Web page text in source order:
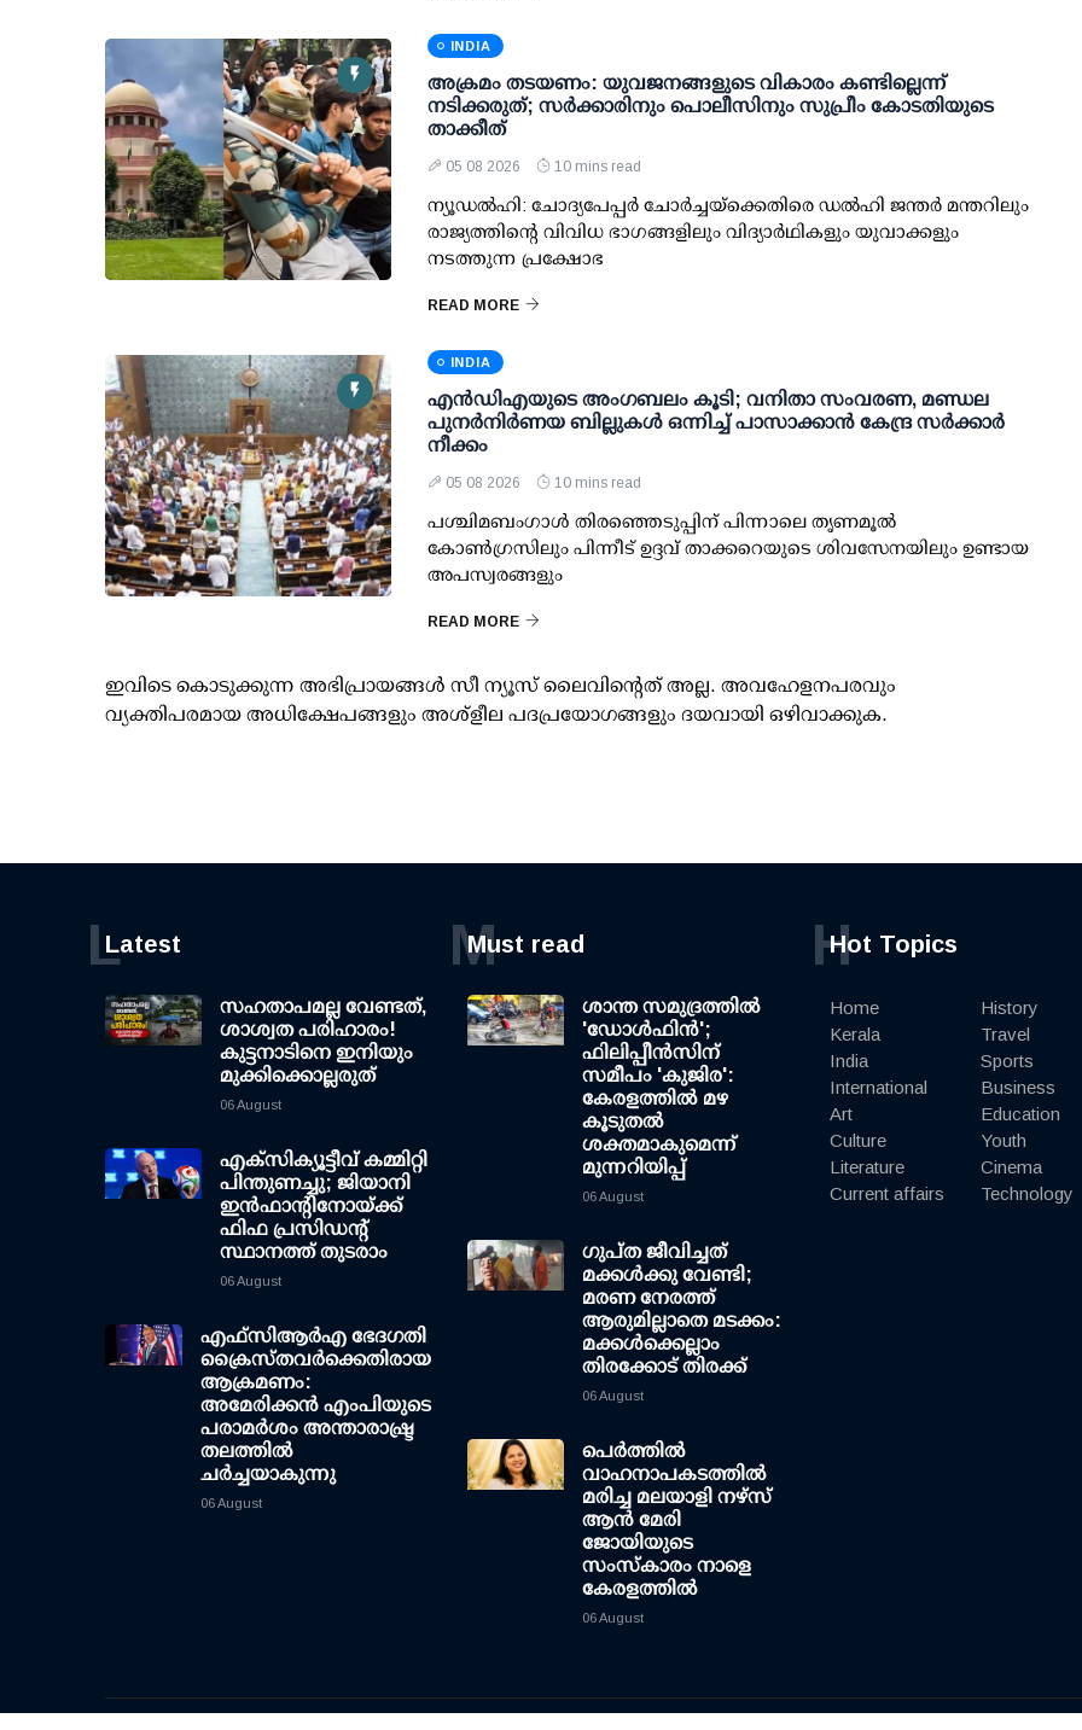
INDIA
അക്രമം തടയണം: യുവജനങ്ങളുടെ വികാരം കണ്ടില്ലെന്ന്
നടിക്കരുത്; സര്‍ക്കാരിനും പൊലീസിനും സുപ്രീം കോടതിയുടെ
താക്കീത്
05 08 2026 10 mins read
ന്യൂഡല്‍ഹി: ചോദ്യപേപ്പര്‍ ചോര്‍ച്ചയ്ക്കെതിരെ ഡല്‍ഹി ജന്തര്‍ മന്തറിലും
രാജ്യത്തിന്റെ വിവിധ ഭാഗങ്ങളിലും വിദ്യാര്‍ഥികളും യുവാക്കളും
നടത്തുന്ന പ്രക്ഷോഭ
READ MORE
INDIA
എന്‍ഡിഎയുടെ അംഗബലം കൂടി; വനിതാ സംവരണ, മണ്ഡല
പുനര്‍നിര്‍ണയ ബില്ലുകള്‍ ഒന്നിച്ച് പാസാക്കാന്‍ കേന്ദ്ര സര്‍ക്കാര്‍
നീക്കം
05 08 2026 10 mins read
പശ്ചിമബംഗാള്‍ തിരഞ്ഞെടുപ്പിന് പിന്നാലെ തൃണമൂല്‍
കോണ്‍ഗ്രസിലും പിന്നീട് ഉദ്ദവ് താക്കറെയുടെ ശിവസേനയിലും ഉണ്ടായ
അപസ്വരങ്ങളും
READ MORE
ഇവിടെ കൊടുക്കുന്ന അഭിപ്രായങ്ങള്‍ സീ ന്യൂസ് ലൈവിന്റെത് അല്ല. അവഹേളനപരവും
വ്യക്തിപരമായ അധിക്ഷേപങ്ങളും അശ്‌ളീല പദപ്രയോഗങ്ങളും ദയവായി ഒഴിവാക്കുക.
Latest
L
സഹതാപമല്ല വേണ്ടത്,
ശാശ്വത പരിഹാരം!
കുട്ടനാടിനെ ഇനിയും
മുക്കിക്കൊല്ലരുത്
06 August
എക്സിക്യൂട്ടീവ് കമ്മിറ്റി
പിന്തുണച്ചു; ജിയാനി
ഇന്‍ഫാന്റിനോയ്ക്ക്
ഫിഫ പ്രസിഡന്റ്
സ്ഥാനത്ത് തുടരാം
06 August
എഫ്‌സി‌ആര്‍‌എ ഭേദഗതി
ക്രൈസ്തവർക്കെതിരായ
ആക്രമണം:
അമേരിക്കൻ എംപിയുടെ
പരാമർശം അന്താരാഷ്ട്ര
തലത്തിൽ
ചർച്ചയാകുന്നു
06 August
Must read
M
ശാന്ത സമുദ്രത്തില്‍
'ഡോള്‍ഫിന്‍';
ഫിലിപ്പീന്‍സിന്
സമീപം 'കുജിര':
കേരളത്തില്‍ മഴ
കൂടുതല്‍
ശക്തമാകുമെന്ന്
മുന്നറിയിപ്പ്
06 August
ഗുപ്ത ജീവിച്ചത്
മക്കള്‍ക്കു വേണ്ടി;
മരണ നേരത്ത്
ആരുമില്ലാതെ മടക്കം:
മക്കള്‍ക്കെല്ലാം
തിരക്കോട് തിരക്ക്
06 August
പെർത്തിൽ
വാഹനാപകടത്തിൽ
മരിച്ച മലയാളി നഴ്സ്
ആൻ മേരി
ജോയിയുടെ
സംസ്കാരം നാളെ
കേരളത്തിൽ
06 August
Hot Topics
H
Home
Kerala
India
International
Art
Culture
Literature
Current affairs
History
Travel
Sports
Business
Education
Youth
Cinema
Technology